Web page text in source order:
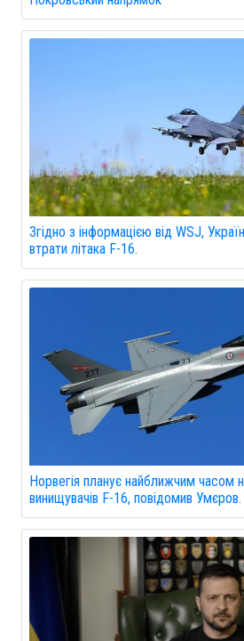
Згідно з інформацією від WSJ,
втрати літака F-16.
Норвегія планує найближчим часом
винищувачів F-16, повідомив